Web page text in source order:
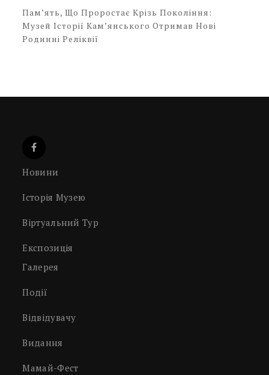
Пам’ять, Що Проростає Крізь Покоління:
Музей Історії Кам’янського Отримав Нові
Родинні Реліквії
Новини
Історія Музею
Віртуальний Тур
Експозиція
Галерея
Події
Відвідувачу
Видання
Мамай-Фест